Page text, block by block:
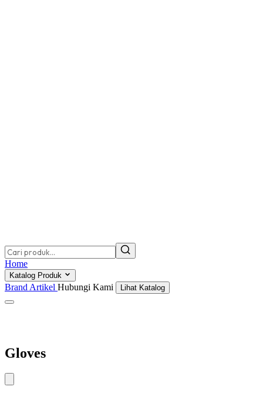
Home
Katalog Produk
Brand Artikel Hubungi Kami Lihat Katalog
Gloves